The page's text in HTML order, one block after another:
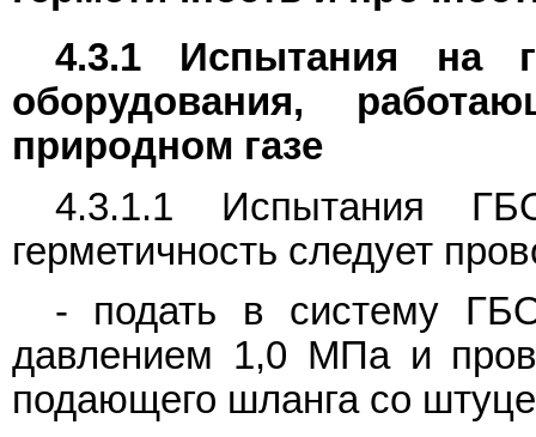
4.3.1 Испытания на
оборудования,
природном газе
4.3.1.1 Испытания
герметичность следует
- подать в систему
давлением 1,0 МПа и
подающего шланга со